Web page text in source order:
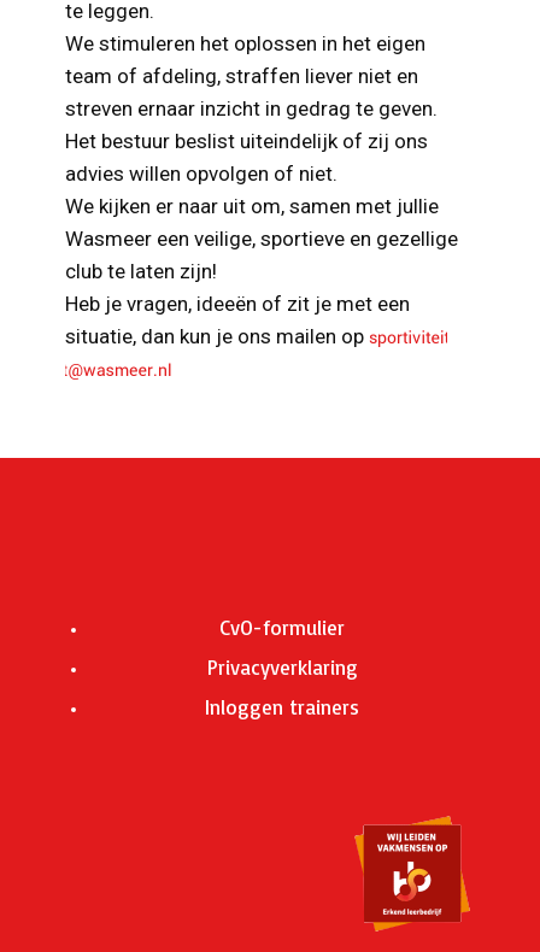
te leggen.
We stimuleren het oplossen in het eigen
team of afdeling, straffen liever niet en
streven ernaar inzicht in gedrag te geven.
Het bestuur beslist uiteindelijk of zij ons
advies willen opvolgen of niet.
We kijken er naar uit om, samen met jullie
Wasmeer een veilige, sportieve en gezellige
club te laten zijn!
Heb je vragen, ideeën of zit je met een
situatie, dan kun je ons mailen op
CvO-formulier
Privacyverklaring
Inloggen trainers